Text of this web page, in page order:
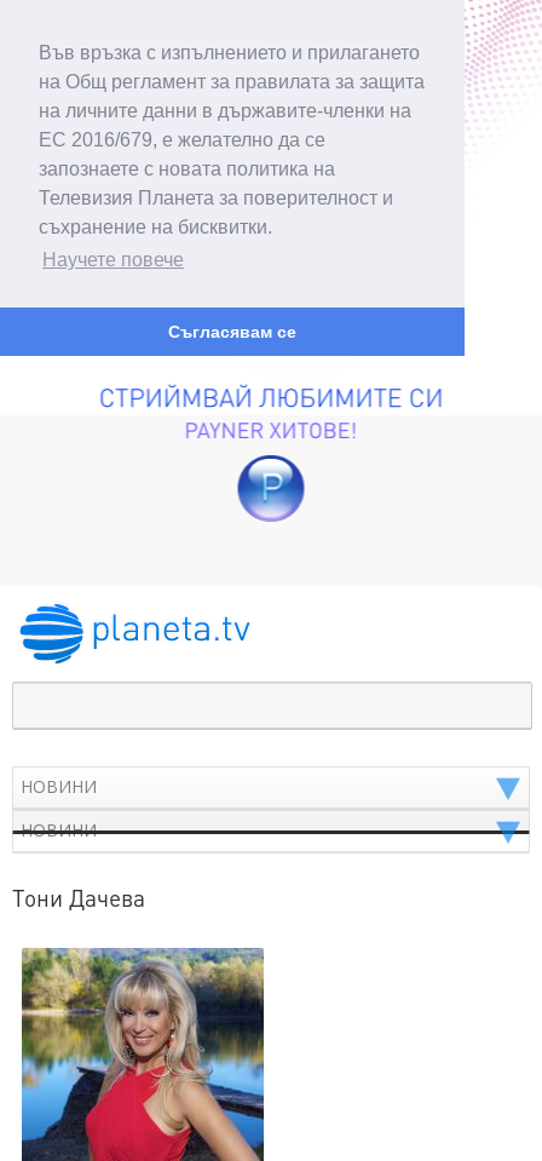
Във връзка с изпълнението и прилагането
на Общ регламент за правилата за защита
на личните данни в държавите-членки на
ЕС 2016/679, е желателно да се
запознаете с новата политика на
Телевизия Планета за поверителност и
съхранение на бисквитки.
Научете повече
Съгласявам се
Тони Дачева